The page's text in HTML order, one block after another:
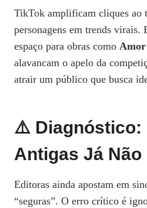
TikTok amplificam cliques ao
personagens em trends virais.
espaço para obras como Amor
alavancam o apelo da
atrair um público que busca
⚠️ Diagnóstico:
Antigas Já Não
Editoras ainda apostam em
“seguras”. O erro crítico é